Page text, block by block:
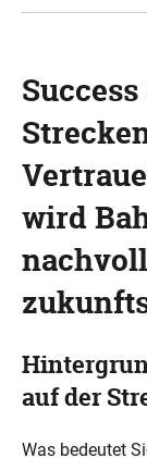
wird
auf der
Was bedeutet